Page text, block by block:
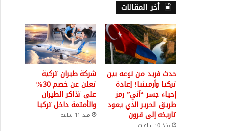
أخر المقالات
حدث فريد من نوعه بين
تركيا وأرمينيا! إعادة
إحياء جسر “آني” رمز
طريق الحرير الذي يعود
تاريخه إلى قرون
منذ 10 ساعات
شركة طيران تركية
تعلن عن خصم 30%
على تذاكر الطيران
والأمتعة داخل تركيا
منذ 11 ساعة